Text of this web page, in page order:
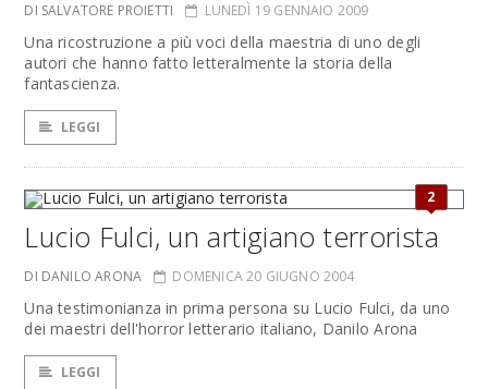
DI SALVATORE PROIETTI LUNEDÌ 19 GENNAIO 2009
Una ricostruzione a più voci della maestria di uno degli
autori che hanno fatto letteralmente la storia della
fantascienza.
LEGGI
2
Lucio Fulci, un artigiano terrorista
DI DANILO ARONA DOMENICA 20 GIUGNO 2004
Una testimonianza in prima persona su Lucio Fulci, da uno
dei maestri dell'horror letterario italiano, Danilo Arona
LEGGI